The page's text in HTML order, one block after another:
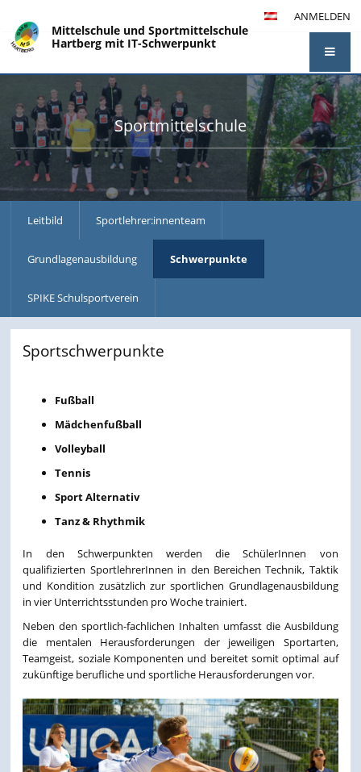
ANMELDEN
Mittelschule und Sportmittelschule
Hartberg mit IT-Schwerpunkt
Sportmittelschule
Leitbild Sportlehrer:innenteam
Grundlagenausbildung Schwerpunkte
SPIKE Schulsportverein
Sportschwerpunkte
Fußball
Mädchenfußball
Volleyball
Tennis
Sport Alternativ
Tanz & Rhythmik
In den Schwerpunkten werden die SchülerInnen von
qualifizierten SportlehrerInnen in den Bereichen Technik, Taktik
und Kondition zusätzlich zur sportlichen Grundlagenausbildung
in vier Unterrichtsstunden pro Woche trainiert.
Neben den sportlich-fachlichen Inhalten umfasst die Ausbildung
die mentalen Herausforderungen der jeweiligen Sportarten,
Teamgeist, soziale Komponenten und bereitet somit optimal auf
zukünftige berufliche und sportliche Herausforderungen vor.